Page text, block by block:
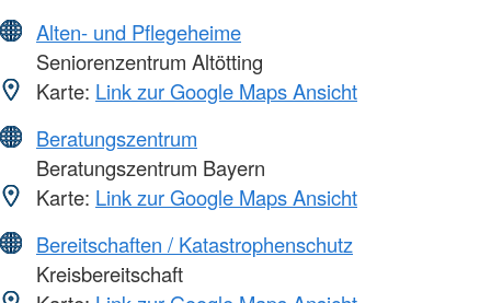
Alten- und Pflegeheime
Seniorenzentrum Altötting
Karte: Link zur Google Maps Ansicht
Beratungszentrum
Beratungszentrum Bayern
Karte: Link zur Google Maps Ansicht
Bereitschaften / Katastrophenschutz
Kreisbereitschaft